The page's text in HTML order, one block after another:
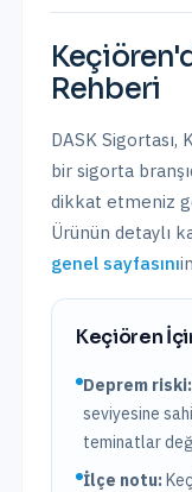
Keçiören
Rehberi
DASK Sigortası,
bir sigorta
dikkat etmeniz
Ürünün detaylı
genel sayfasını
Keçiören
Deprem riski:
seviyesine
teminatlar
İlçe notu: